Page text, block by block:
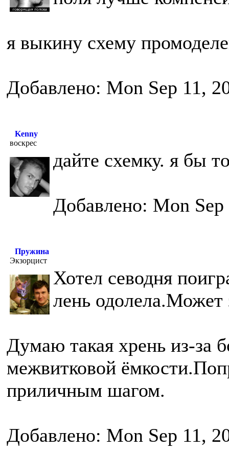
я выкину схему
Добавлено: Mon Sep 11,
Kenny
воскрес
дайте схемку. я бы
Добавлено: Mon
Пружина
Экзорцист
Хотел севодня
лень одолела.Может
Думаю такая хрень из-за
межвитковой
приличным шагом.
Добавлено: Mon Sep 11,